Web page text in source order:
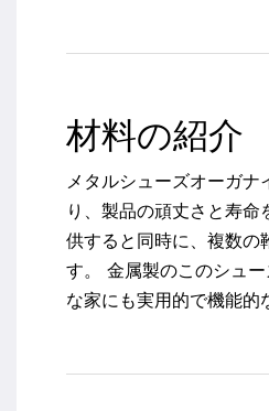
材料の紹介
メタルシューズオーガ
り、製品の頑丈さと寿
供すると同時に、複数の
す。 金属製のこのシュ
な家にも実用的で機能的